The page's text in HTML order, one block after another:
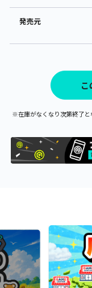
発売元
※在庫がなくなり次第終了と